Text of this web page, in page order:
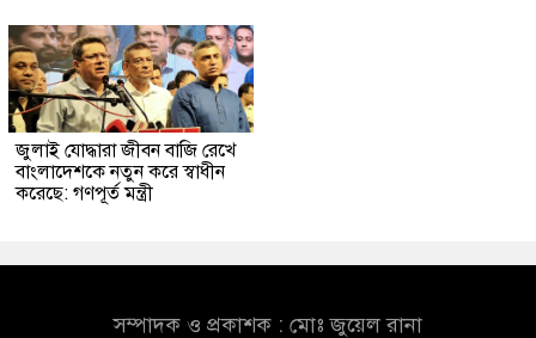
জুলাই যোদ্ধারা জীবন বাজি রেখে
বাংলাদেশকে নতুন করে স্বাধীন
করেছে: গণপূর্ত মন্ত্রী
সম্পাদক ও প্রকাশক : মোঃ জুয়েল রানা